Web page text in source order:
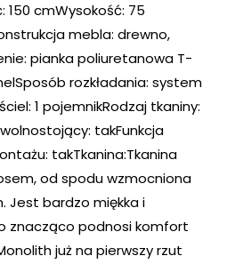
150 cmWysokość: 75
mebla: drewno,
pianka poliuretanowa T-
rozkładania: system
1 pojemnikRodzaj tkaniny:
takFunkcja
takTkanina:Tkanina
od spodu wzmocniona
Jest bardzo miękka i
znacząco podnosi komfort
już na pierwszy rzut